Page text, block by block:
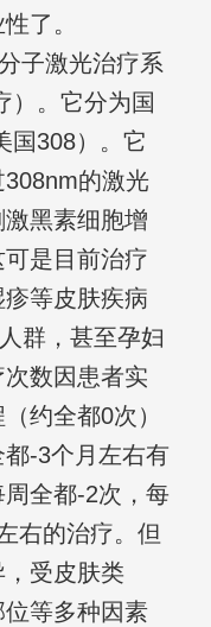
了。
子激光治疗系
）。它分为国
国308）。它
的激光
黑素细胞增
是目前治疗
等皮肤疾病
群，甚至孕妇
数因患者实
约全都0次）
-3个月左右有
全都-2次，每
右的治疗。但
受皮肤类
等多种因素